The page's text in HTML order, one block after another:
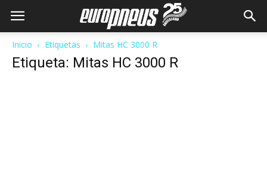
Inicio Etiquetas Mitas HC 3000 R
Etiqueta: Mitas HC 3000 R